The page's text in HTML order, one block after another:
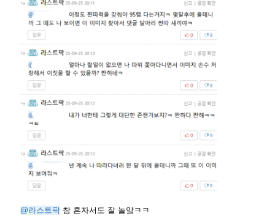
@라스트팍 참 혼자서도 잘 놀앜ㅋㅋ